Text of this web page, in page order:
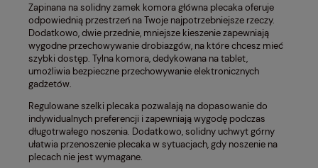
Zapinana na solidny zamek komora główna plecaka oferuje
odpowiednią przestrzeń na Twoje najpotrzebniejsze rzeczy.
Dodatkowo, dwie przednie, mniejsze kieszenie zapewniają
wygodne przechowywanie drobiazgów, na które chcesz mieć
szybki dostęp. Tylna komora, dedykowana na tablet,
umożliwia bezpieczne przechowywanie elektronicznych
gadżetów.
Regulowane szelki plecaka pozwalają na dopasowanie do
indywidualnych preferencji i zapewniają wygodę podczas
długotrwałego noszenia. Dodatkowo, solidny uchwyt górny
ułatwia przenoszenie plecaka w sytuacjach, gdy noszenie na
plecach nie jest wymagane.